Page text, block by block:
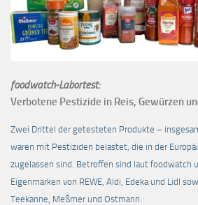
foodwatch-Labortest:
Verbotene Pestizide in Reis, Gewürzen
Zwei Drittel der getesteten Produkte –
waren mit Pestiziden belastet, die in der
zugelassen sind. Betroffen sind laut foodwatch
Eigenmarken von REWE, Aldi, Edeka und Lidl
Teekanne, Meßmer und Ostmann.